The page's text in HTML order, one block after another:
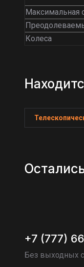
Максимальная
Колеса
+7 (777)
Без выходных c